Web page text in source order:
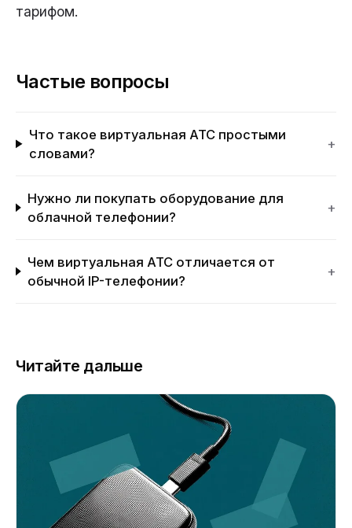
тарифом.
Частые вопросы
Что такое виртуальная АТС простыми
словами?
+
Нужно ли покупать оборудование для
облачной телефонии?
+
Чем виртуальная АТС отличается от
обычной IP-телефонии?
+
Читайте дальше